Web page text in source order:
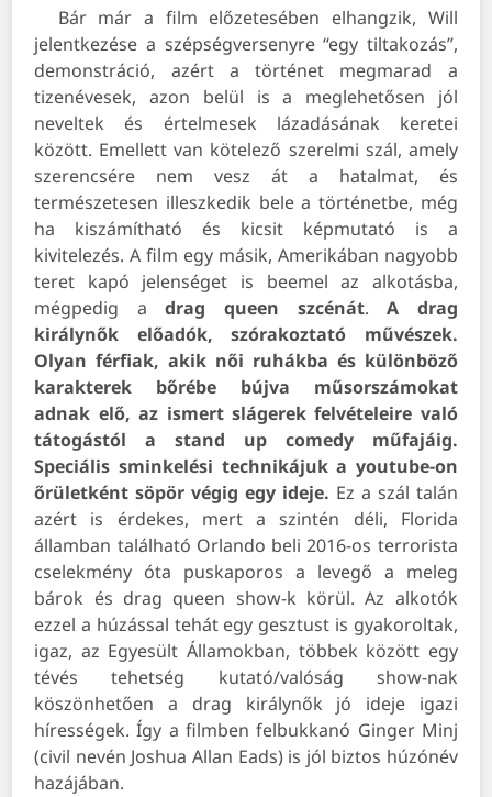
Bár már a film előzetesében elhangzik, Will
jelentkezése a szépségversenyre “egy tiltakozás”,
demonstráció, azért a történet megmarad a
tizenévesek, azon belül is a meglehetősen jól
neveltek és értelmesek lázadásának keretei
között. Emellett van kötelező szerelmi szál, amely
szerencsére nem vesz át a hatalmat, és
természetesen illeszkedik bele a történetbe, még
ha kiszámítható és kicsit képmutató is a
kivitelezés.A film egy másik, Amerikában nagyobb
teret kapó jelenséget is beemel az alkotásba,
mégpedig adrag queen szcénát.A drag
királynők előadók, szórakoztató művészek.
Olyan férfiak, akik női ruhákba és különböző
karakterek bőrébe bújva műsorszámokat
adnak elő, az ismert slágerek felvételeire való
tátogástól a stand up comedy műfajáig.
Speciális sminkelési technikájuk a youtube-on
őrületként söpör végig egy ideje. Ez a szál talán
azért is érdekes, mert a szintén déli, Florida
államban található Orlando beli 2016-os terrorista
cselekmény óta puskaporos a levegő a meleg
bárok és drag queen show-k körül. Az alkotók
ezzel a húzással tehát egy gesztust is gyakoroltak,
igaz, az Egyesült Államokban, többek között egy
tévés tehetség kutató/valóság show-nak
köszönhetően a drag királynők jó ideje igazi
hírességek. Így a filmben felbukkanó Ginger Minj
(civil nevén Joshua Allan Eads) is jól biztos húzónév
hazájában.